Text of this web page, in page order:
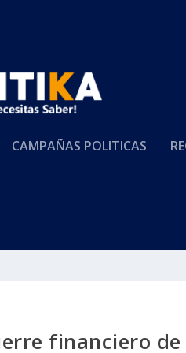
CAMPAÑAS POLITICAS
financiero de